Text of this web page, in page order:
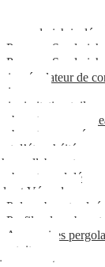
sandwich isolé
Panneau
Panneau
régulateur de
sec
imitation tuile
pour
nervuré
d’étanchéité
collaborant
ondulé
et Véranda
Polycarbonate
Profil polycarbonate
Accessoires
toiture
couverture